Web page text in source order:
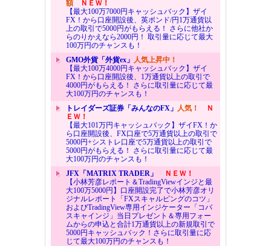
額ＮＥＷ！
【最大100万7000円キャッシュバック】ザイ
FX！から口座開設後、英ポンド/円1万通貨以
上の取引で5000円がもらえる！ さらに他社か
らのりかえなら2000円！ 取引量に応じて最大
100万円のチャンスも！
GMO外貨「外貨ex」 人気上昇中！
【最大100万4000円キャッシュバック】ザイ
FX！から口座開設後、1万通貨以上の取引で
4000円がもらえる！ さらに取引量に応じて最
大100万円のチャンスも！
トレイダーズ証券「みんなのFX」 人気！
Ｎ
ＥＷ！
【最大101万円キャッシュバック】ザイFX！か
ら口座開設後、FX口座で5万通貨以上の取引で
5000円+シストレ口座で5万通貨以上の取引で
5000円がもらえる！ さらに取引量に応じて最
大100万円のチャンスも！
JFX「MATRIX TRADER」
ＮＥＷ！
【小林芳彦レポート＆TradingViewインジと最
大100万5000円】口座開設完了で小林芳彦オリ
ジナルレポート「FXスキャルピングのコツ」
およびTradingView専用インジケーター「コバ
スキャインジ」当日プレゼント＆専用フォー
ムからの申込と合計1万通貨以上の新規取引で
5000円キャッシュバック！さらに取引量に応
じて最大100万円のチャンスも！